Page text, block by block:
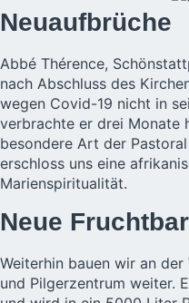
Neuaufbrüche
Abbé Thérence,
nach Abschluss des
wegen Covid-19 nicht in
verbrachte er drei Monate
besondere Art der
erschloss uns eine
Marienspiritualität.
Neue
Weiterhin bauen wir an
und Pilgerzentrum weiter.